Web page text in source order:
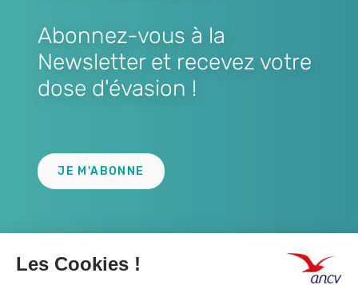
Abonnez-vous à la
Newsletter et recevez votre
dose d'évasion !
JE M'ABONNE